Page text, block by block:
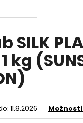
SILK
kg
11.8.2026
HLEDAT